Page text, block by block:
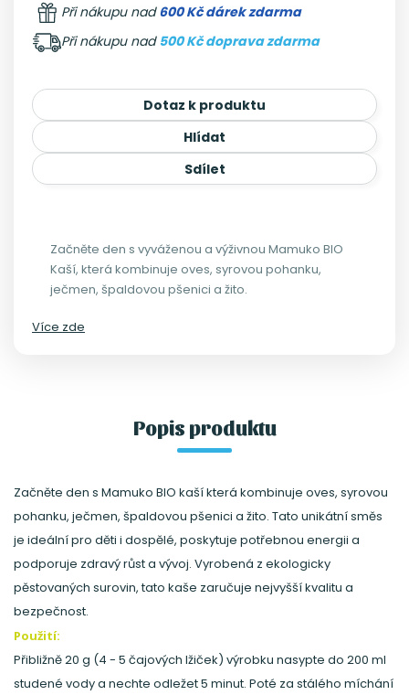
Při nákupu nad600 Kč dárek zdarma
Při nákupu nad 500 Kč doprava zdarma
Dotaz k produktu
Hlídat
Sdílet
Začněte den s vyváženou a výživnou Mamuko BIO
Kaší, která kombinuje oves, syrovou pohanku,
ječmen, špaldovou pšenici a žito.
Více zde
Popis produktu
Začněte den s Mamuko BIO kaší která kombinuje oves, syrovou
pohanku, ječmen, špaldovou pšenici a žito. Tato unikátní směs
je ideální pro děti i dospělé, poskytuje potřebnou energii a
podporuje zdravý růst a vývoj. Vyrobená z ekologicky
pěstovaných surovin, tato kaše zaručuje nejvyšší kvalitu a
bezpečnost.
Použití:
Přibližně 20 g (4 - 5 čajových lžiček) výrobku nasypte do 200 ml
studené vody a nechte odležet 5 minut. Poté za stálého míchání